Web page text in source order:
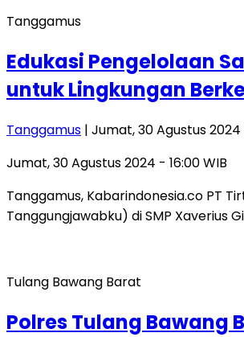
Tanggamus
Edukasi Pengelolaan
untuk Lingkungan
Tanggamus | Jumat, 30 Agustus 2024
Jumat, 30 Agustus 2024 - 16:00 WIB
Tanggamus, Kabarindonesia.co PT
Tanggungjawabku) di SMP Xaverius
Tulang Bawang Barat
Polres Tulang Bawang